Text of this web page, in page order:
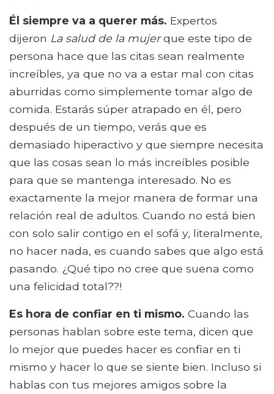
Él siempre va a querer más. Expertos
dijeron La salud de la mujerque este tipo de
persona hace que las citas sean realmente
increíbles, ya que no va a estar mal con citas
aburridas como simplemente tomar algo de
comida. Estarás súper atrapado en él, pero
después de un tiempo, verás que es
demasiado hiperactivo y que siempre necesita
que las cosas sean lo más increíbles posible
para que se mantenga interesado. No es
exactamente la mejor manera de formar una
relación real de adultos. Cuando no está bien
con solo salir contigo en el sofá y, literalmente,
no hacer nada, es cuando sabes que algo está
pasando. ¿Qué tipo no cree que suena como
una felicidad total??!
Es hora de confiar en ti mismo. Cuando las
personas hablan sobre este tema, dicen que
lo mejor que puedes hacer es confiar en ti
mismo y hacer lo que se siente bien. Incluso si
hablas con tus mejores amigos sobre la